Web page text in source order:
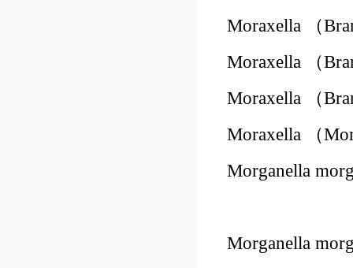
Moraxella （
Moraxella （
Moraxella （
Moraxella （
Morganella
Morganella